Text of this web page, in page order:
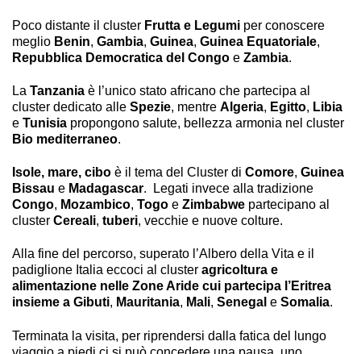
Poco distante il cluster Frutta e Legumi per conoscere
meglio Benin, Gambia, Guinea, Guinea Equatoriale,
Repubblica Democratica del Congo e Zambia.
La Tanzania è l’unico stato africano che partecipa al
cluster dedicato alle Spezie, mentre Algeria, Egitto, Libia
e Tunisia propongono salute, bellezza armonia nel cluster
Bio mediterraneo.
Isole, mare, cibo è il tema del Cluster di Comore, Guinea
Bissau e Madagascar. Legati invece alla tradizione
Congo, Mozambico, Togo e Zimbabwe partecipano al
cluster Cereali, tuberi, vecchie e nuove colture.
Alla fine del percorso, superato l’Albero della Vita e il
padiglione Italia eccoci al cluster agricoltura e
alimentazione nelle Zone Aride cui partecipa l’Eritrea
insieme a Gibuti, Mauritania, Mali, Senegal e Somalia.
Terminata la visita, per riprendersi dalla fatica del lungo